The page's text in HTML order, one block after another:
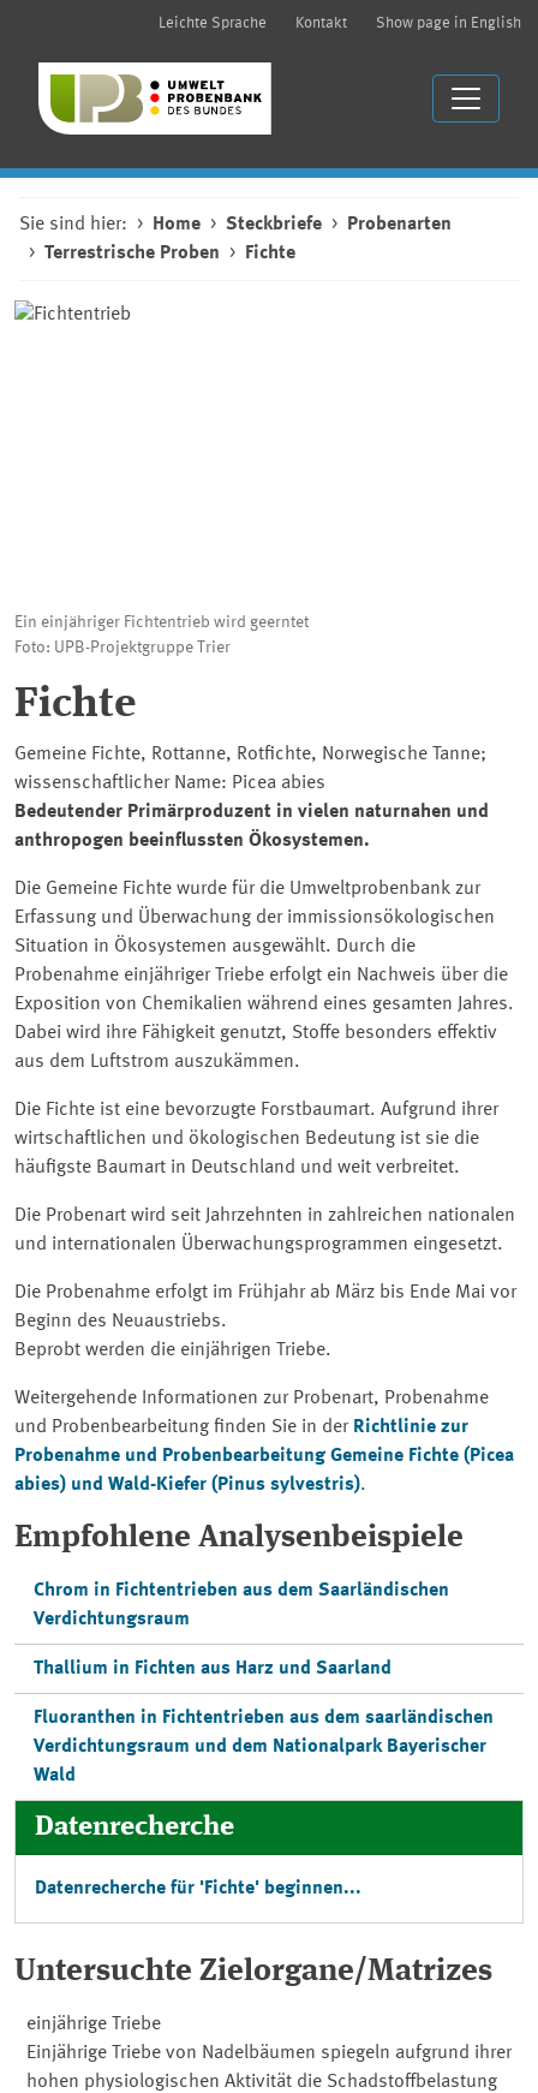
Leichte Sprache Kontakt Show page in English
Sie sind hier: Home Steckbriefe
Probenarten
Terrestrische Proben
Fichte
Ein einjähriger Fichtentrieb wird geerntet
Foto: UPB-Projektgruppe Trier
Fichte
Gemeine Fichte, Rottanne, Rotfichte, Norwegische Tanne;
wissenschaftlicher Name: Picea abies
Bedeutender Primärproduzent in vielen naturnahen und
anthropogen beeinflussten Ökosystemen.
Die Gemeine Fichte wurde für die Umweltprobenbank zur
Erfassung und Überwachung der immissionsökologischen
Situation in Ökosystemen ausgewählt. Durch die
Probenahme einjähriger Triebe erfolgt ein Nachweis über die
Exposition von Chemikalien während eines gesamten Jahres.
Dabei wird ihre Fähigkeit genutzt, Stoffe besonders effektiv
aus dem Luftstrom auszukämmen.
Die Fichte ist eine bevorzugte Forstbaumart. Aufgrund ihrer
wirtschaftlichen und ökologischen Bedeutung ist sie die
häufigste Baumart in Deutschland und weit verbreitet.
Die Probenart wird seit Jahrzehnten in zahlreichen nationalen
und internationalen Überwachungsprogrammen eingesetzt.
Die Probenahme erfolgt im Frühjahr ab März bis Ende Mai vor
Beginn des Neuaustriebs.
Beprobt werden die einjährigen Triebe.
Weitergehende Informationen zur Probenart, Probenahme
und Probenbearbeitung finden Sie in der Richtlinie zur
Probenahme und Probenbearbeitung Gemeine Fichte (Picea
abies) und Wald-Kiefer (Pinus sylvestris).
Empfohlene Analysenbeispiele
Chrom in Fichtentrieben aus dem Saarländischen
Verdichtungsraum
Thallium in Fichten aus Harz und Saarland
Fluoranthen in Fichtentrieben aus dem saarländischen
Verdichtungsraum und dem Nationalpark Bayerischer
Wald
Datenrecherche
Datenrecherche für 'Fichte' beginnen...
Untersuchte Zielorgane/Matrizes
einjährige Triebe
Einjährige Triebe von Nadelbäumen spiegeln aufgrund ihrer
hohen physiologischen Aktivität die Schadstoffbelastung